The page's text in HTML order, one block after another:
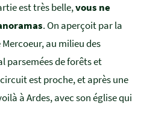
est très belle,vous ne
. On aperçoit par la
au milieu des
parsemées de forêts et
est proche, et après une
à Ardes, avec son église qui